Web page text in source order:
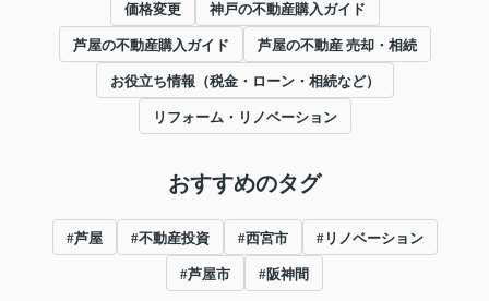
価格変更 神戸の不動産購入ガイド
芦屋の不動産購入ガイド 芦屋の不動産 売却・相続
お役立ち情報（税金・ローン・相続など）
リフォーム・リノベーション
おすすめのタグ
#芦屋 #不動産投資 #西宮市 #リノベーション
#芦屋市 #阪神間